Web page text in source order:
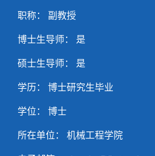
职称： 副教授
博士生导师： 是
硕士生导师： 是
学历： 博士研究生毕业
学位： 博士
所在单位： 机械工程学院